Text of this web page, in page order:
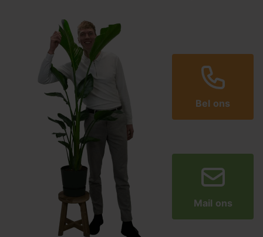
Bel ons
Mail ons